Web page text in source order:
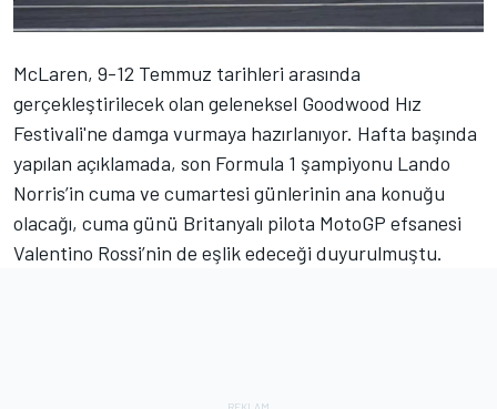
McLaren, 9-12 Temmuz tarihleri arasında
gerçekleştirilecek olan geleneksel Goodwood Hız
Festivali'ne damga vurmaya hazırlanıyor. Hafta başında
yapılan açıklamada, son Formula 1 şampiyonu Lando
Norris’in cuma ve cumartesi günlerinin ana konuğu
olacağı, cuma günü Britanyalı pilota MotoGP efsanesi
Valentino Rossi’nin de eşlik edeceği duyurulmuştu.